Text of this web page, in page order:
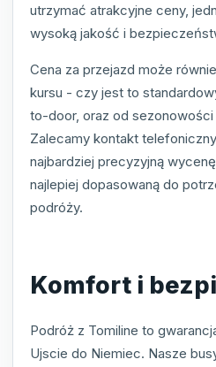
utrzymać atrakcyjne ceny,
wysoką jakość i
Cena za przejazd może
kursu - czy jest to
to-door, oraz od sezonowości
Zalecamy kontakt
najbardziej precyzyjną
najlepiej dopasowaną do
podróży.
Komfort i
Podróż z Tomiline to
Ujscie do Niemiec. Nasze